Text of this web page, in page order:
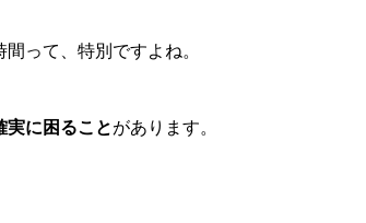
って、特別ですよね。
実に困ることがあります。